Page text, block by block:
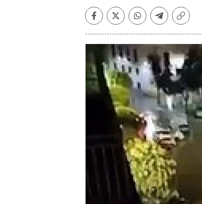
Facebook
TwitterWhatsapp
Telegram
Copiar